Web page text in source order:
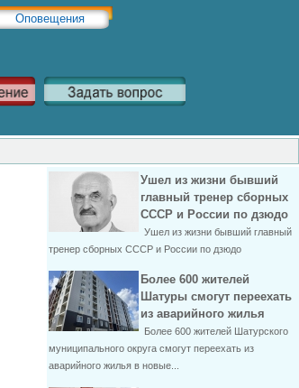
Оповещения
Ушел из жизни бывший
главный тренер сборных
СССР и России по дзюдо
Ушел из жизни бывший главный
тренер сборных СССР и России по дзюдо
Более 600 жителей
Шатуры смогут переехать
из аварийного жилья
Более 600 жителей Шатурского
муниципального округа смогут переехать из
аварийного жилья в новые...